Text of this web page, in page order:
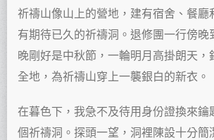
祈禱山像山上的營地，建有宿舍、餐廳
有期待已久的祈禱洞。退修團一行傍晚
晚剛好是中秋節，一輪明月高掛朗天，
全地，為祈禱山穿上一襲銀白的新衣。
在暮色下，我急不及待用身份證換來鑰
個祈禱洞。探頭一望，洞裡陳設十分簡